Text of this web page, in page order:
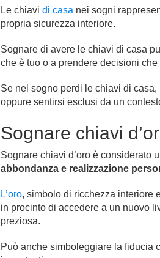
Le chiavi di casa nei sogni
propria sicurezza interiore.
Sognare di avere le chiavi di casa
che è tuo o a prendere decisioni
Se nel sogno perdi le chiavi di
oppure sentirsi esclusi da un
Sognare chiavi
Sognare chiavi d’oro è considerato
abbondanza e realizzazione
L’oro, simbolo di ricchezza interiore
in procinto di accedere a un nuovo
preziosa.
Può anche simboleggiare la fiducia